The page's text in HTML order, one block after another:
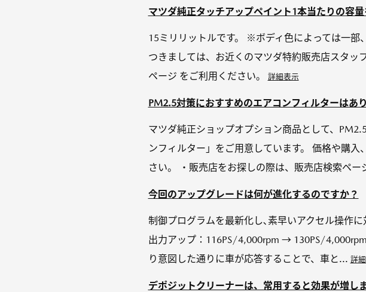
マツダ純正タッチアップペイント1本当たりの容量
15ミリリットルです。 ※ボディ色によっては一部
つきましては、お近くのマツダ特約販売店スタッ
ページ をご利用ください。
詳細表示
PM2.5対策におすすめのエアコンフィルターはあ
マツダ純正ショップオプション商品として、
ンフィルター」をご用意しています。 価格や購
さい。 ・販売店をお探しの際は、販売店検索ペ
今回のアップグレードは何が進化するのですか？
制御プログラムを最新化し､素早いアクセル操作
出力アップ：116PS/4,000rpm → 130PS/
り意図した通りに車が応答することで、車と... 詳
デポジットクリーナーは、常用すると効果が増し